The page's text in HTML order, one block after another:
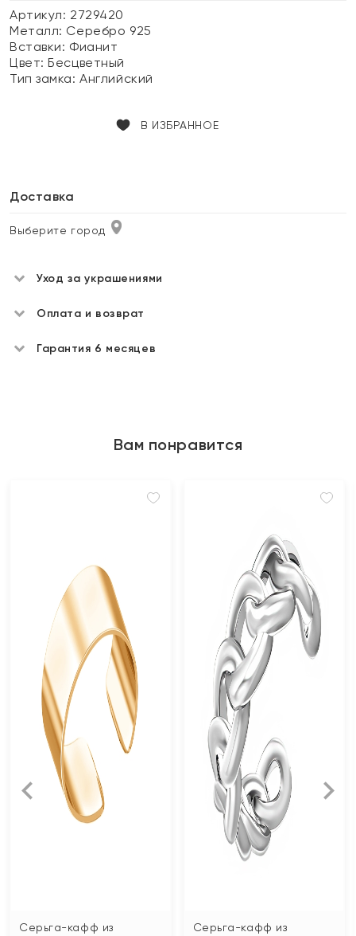
Артикул: 2729420
Металл: Серебро 925
Вставки: Фианит
Цвет:Бесцветный
Тип замка:Английский
В ИЗБРАННОЕ
Доставка
Выберите город
Уход за украшениями
Оплата и возврат
Гарантия 6 месяцев
Вам понравится
Серьга-кафф из
Серьга-кафф из